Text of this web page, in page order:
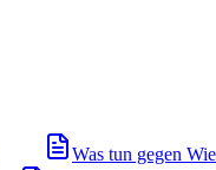
Was tun gegen